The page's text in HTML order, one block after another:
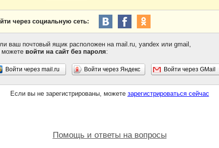
через социальную сеть:
ваш почтовый ящик расположен на mail.ru, yandex или gmail,
можете войти на сайт без пароля:
Войти через mail.ru Войти через Яндекс Войти через GMail
Если вы не зарегистрированы, можете зарегистрироваться сейчас
Помощь и ответы на вопросы